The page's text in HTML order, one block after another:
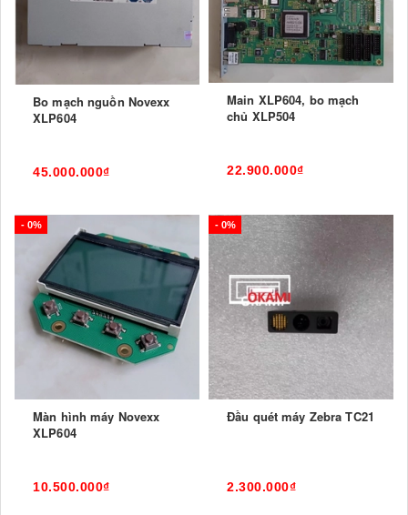
Bo mạch nguồn Novexx
XLP604
45.000.000₫
Main XLP604, bo mạch
chủ XLP504
22.900.000₫
- 0%
Màn hình máy Novexx
XLP604
10.500.000₫
- 0%
Đầu quét máy Zebra TC21
2.300.000₫